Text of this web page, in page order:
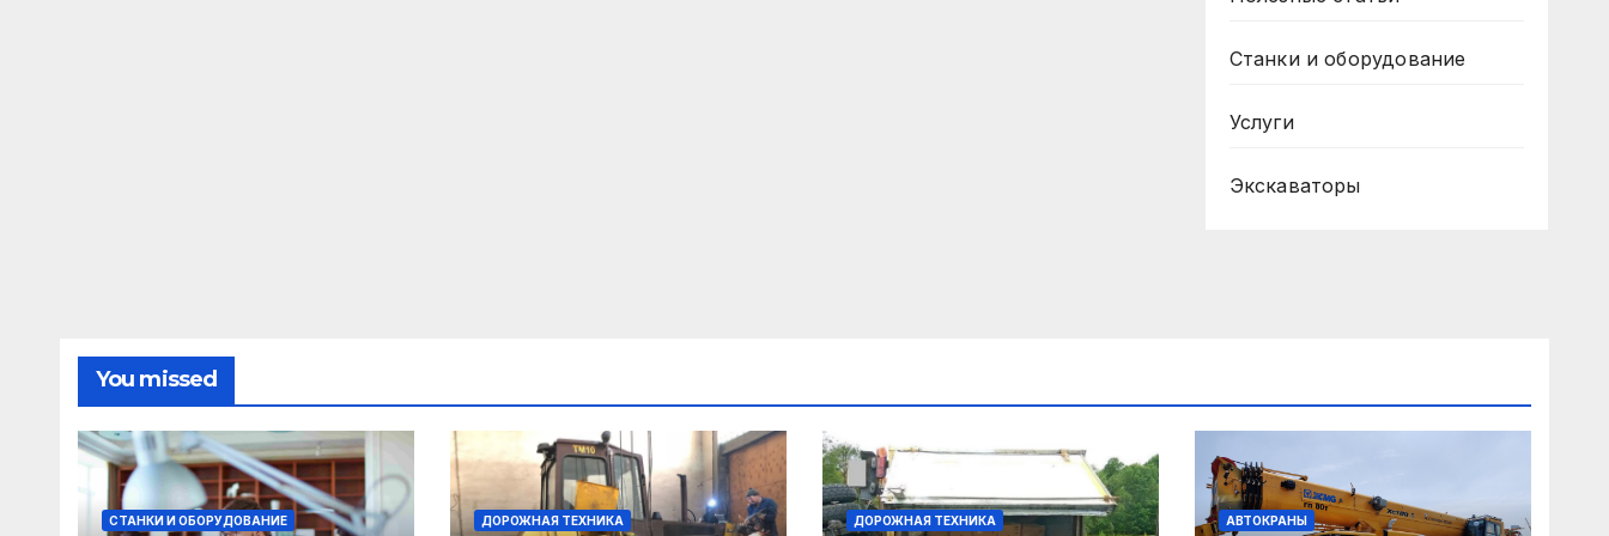
Станки и оборудование
Услуги
Экскаваторы
You missed
СТАНКИ И ОБОРУДОВАНИЕ ДОРОЖНАЯ ТЕХНИКА ДОРОЖНАЯ ТЕХНИКА АВТОКРАНЫ